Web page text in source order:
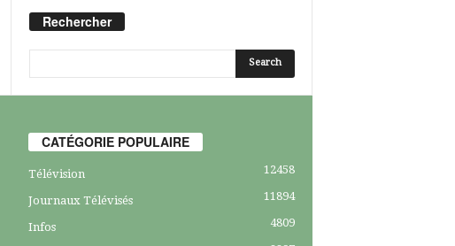
Rechercher
CATÉGORIE POPULAIRE
Télévision 12458
Journaux Télévisés 11894
Infos
4809